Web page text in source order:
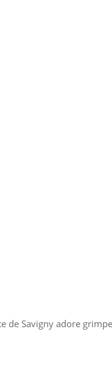
de Savigny adore